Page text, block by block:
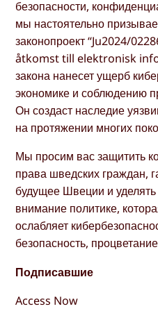
безопасности,
мы настоятельно
законопроект “Ju2024/
åtkomst till elektronisk
закона нанесет ущерб
экономике и соблюдению
Он создаст наследие
на протяжении многих
Мы просим вас защитить
права шведских граждан,
будущее Швеции и
внимание политике,
ослабляет
безопасность,
Подписавшие
Access Now